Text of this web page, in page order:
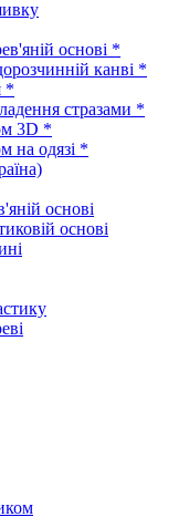
основі *
канві *
*
стразами *
3D *
на одязі *
основі
основі